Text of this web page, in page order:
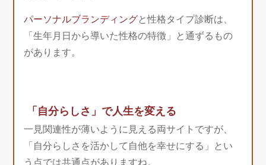
パーソナルブランディングと性格タイプ診断は、
「生年月日から導いた性格の特徴」と通ずるもの
があります。
「自分らしさ」で人生を変える
一見関連性が薄いように見える両サイトですが、
「自分らしさを活かして自他を幸せにする」とい
う点では共通点がありますね。